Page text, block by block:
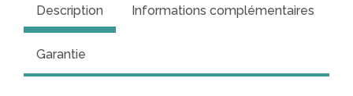
Description Informations complémentaires
Garantie